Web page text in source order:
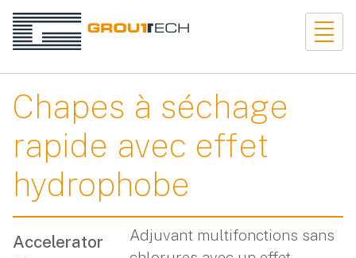
Chapes à séchage
rapide avec effet
hydrophobe
Accelerator
Adjuvant multifonctions sans